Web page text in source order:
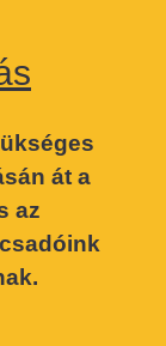
át a
az